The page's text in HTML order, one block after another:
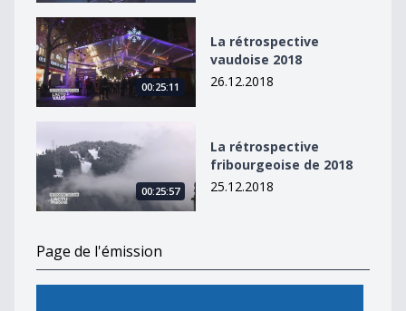
La rétrospective vaudoise 2018
00:25:11
La rétrospective
vaudoise 2018
26.12.2018
00:25:57
La rétrospective
fribourgeoise de 2018
25.12.2018
Page de l'émission